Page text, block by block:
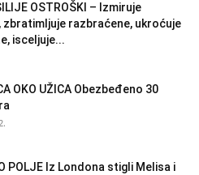
OSTROŠKI – Izmiruje
zbratimljuje razbraćene, ukroćuje
isceljuje...
OKO UŽICA Obezbeđeno 30
POLJE Iz Londona stigli Melisa i